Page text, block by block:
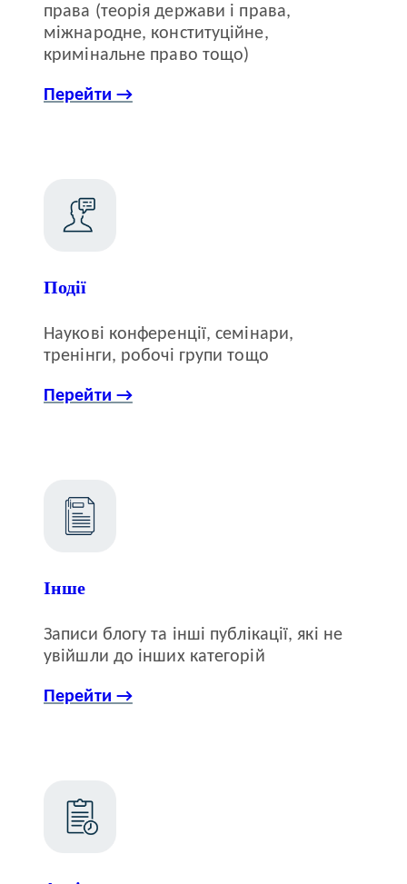
права (теорія держави і права,
міжнародне, конституційне,
кримінальне право тощо)
Перейти →
Події
Наукові конференції, семінари,
тренінги, робочі групи тощо
Перейти →
Інше
Записи блогу та інші публікації, які не
увійшли до інших категорій
Перейти →